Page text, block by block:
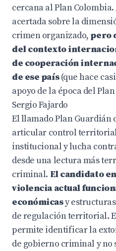
cercana al Plan
acertada sobre la
crimen organizado, pero
del contexto
de cooperación
de ese país(que hace
apoyo de la época del
Sergio Fajardo
El llamado Plan Guardián
articular control
institucional y lucha
desde una lectura más
criminal. El candidato
violencia actual
económicasy
de regulación territorial.
permite identificar la
de gobierno criminal y no